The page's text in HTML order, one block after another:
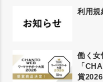
利用規
働く女
「
賞